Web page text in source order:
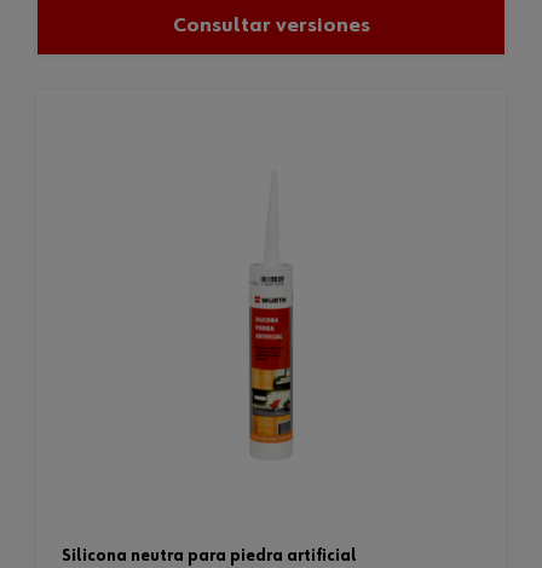
Consultar versiones
silicona neutra para piedra artificial